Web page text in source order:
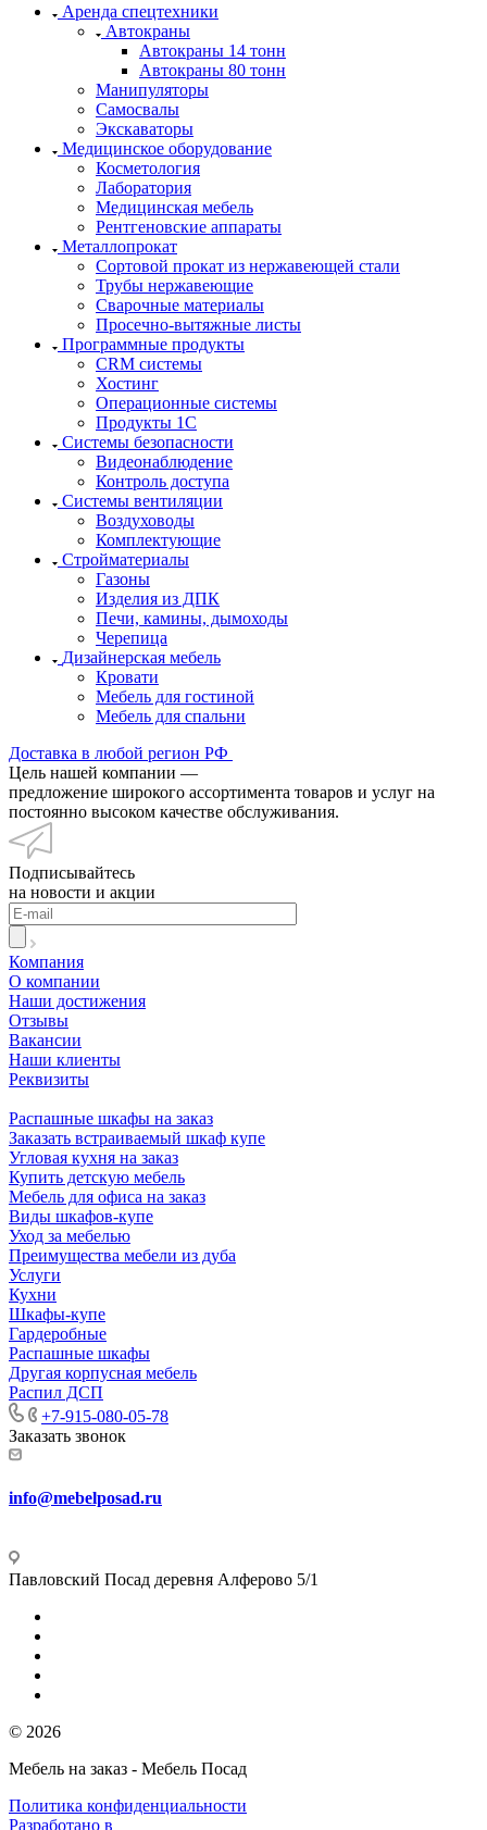
Аренда спецтехники
Автокраны
Автокраны 14 тонн
Автокраны 80 тонн
Манипуляторы
Самосвалы
Экскаваторы
Медицинское оборудование
Косметология
Лаборатория
Медицинская мебель
Рентгеновские аппараты
Металлопрокат
Сортовой прокат из нержавеющей стали
Трубы нержавеющие
Сварочные материалы
Просечно-вытяжные листы
Программные продукты
CRM системы
Хостинг
Операционные системы
Продукты 1С
Системы безопасности
Видеонаблюдение
Контроль доступа
Системы вентиляции
Воздуховоды
Комплектующие
Стройматериалы
Газоны
Изделия из ДПК
Печи, камины, дымоходы
Черепица
Дизайнерская мебель
Кровати
Мебель для гостиной
Мебель для спальни
Доставка в любой регион РФ
Цель нашей компании —
предложение широкого ассортимента товаров и услуг на
постоянно высоком качестве обслуживания.
Подписывайтесь
на новости и акции
Компания
О компании
Наши достижения
Отзывы
Вакансии
Наши клиенты
Реквизиты
Распашные шкафы на заказ
Заказать встраиваемый шкаф купе
Угловая кухня на заказ
Купить детскую мебель
Мебель для офиса на заказ
Виды шкафов-купе
Уход за мебелью
Преимущества мебели из дуба
Услуги
Кухни
Шкафы-купе
Гардеробные
Распашные шкафы
Другая корпусная мебель
Распил ДСП
+7-915-080-05-78
Заказать звонок
info@mebelposad.ru
Павловский Посад деревня Алферово 5/1
© 2026
Мебель на заказ - Мебель Посад
Политика конфиденциальности
Разработано в